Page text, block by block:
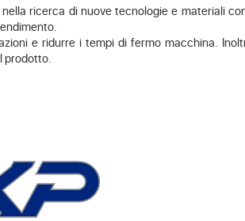
ricerca di nuove tecnologie e materiali
e ridurre i tempi di fermo macchina.
prodotto.